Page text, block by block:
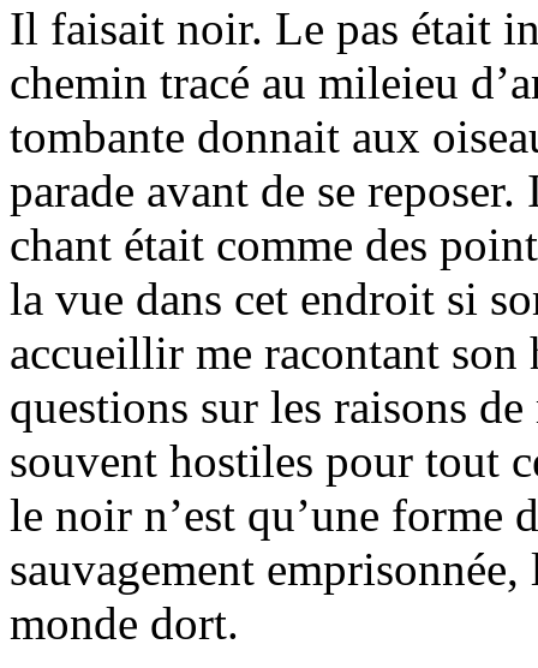
Il faisait noir. Le pas était
chemin tracé au mileieu
tombante donnait aux
parade avant de se
chant était comme des
la vue dans cet endroit si
accueillir me racontant son
questions sur les raisons
souvent hostiles pour tout
le noir n’est qu’une forme
sauvagement
monde dort.